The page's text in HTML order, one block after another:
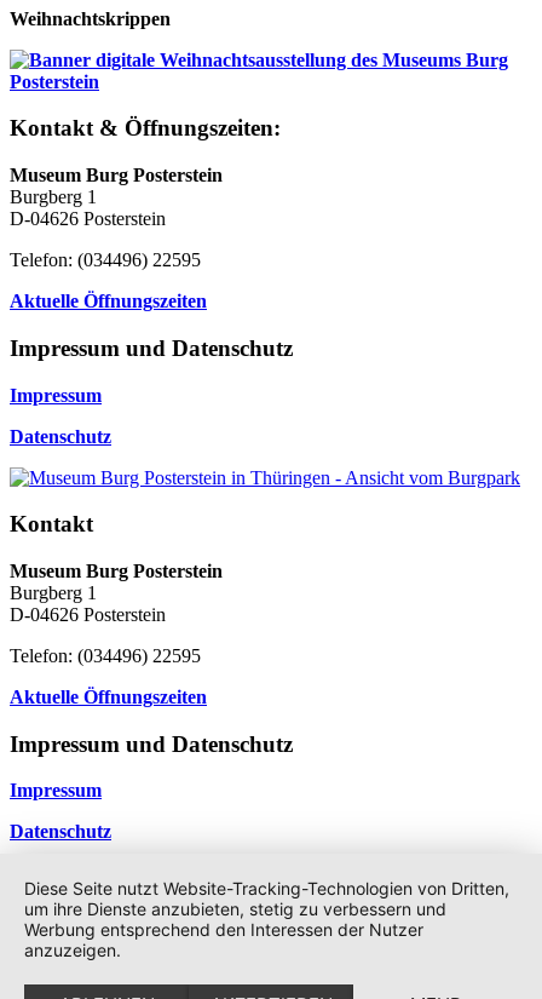
Weihnachtskrippen
Kontakt & Öffnungszeiten:
Museum Burg Posterstein
Burgberg 1
D-04626 Posterstein
Telefon: (034496) 22595
Aktuelle Öffnungszeiten
Impressum und Datenschutz
Impressum
Datenschutz
Kontakt
Museum Burg Posterstein
Burgberg 1
D-04626 Posterstein
Telefon: (034496) 22595
Aktuelle Öffnungszeiten
Impressum und Datenschutz
Impressum
Datenschutz
Diese Seite nutzt Website-Tracking-Technologien von Dritten,
um ihre Dienste anzubieten, stetig zu verbessern und
Werbung entsprechend den Interessen der Nutzer
anzuzeigen.